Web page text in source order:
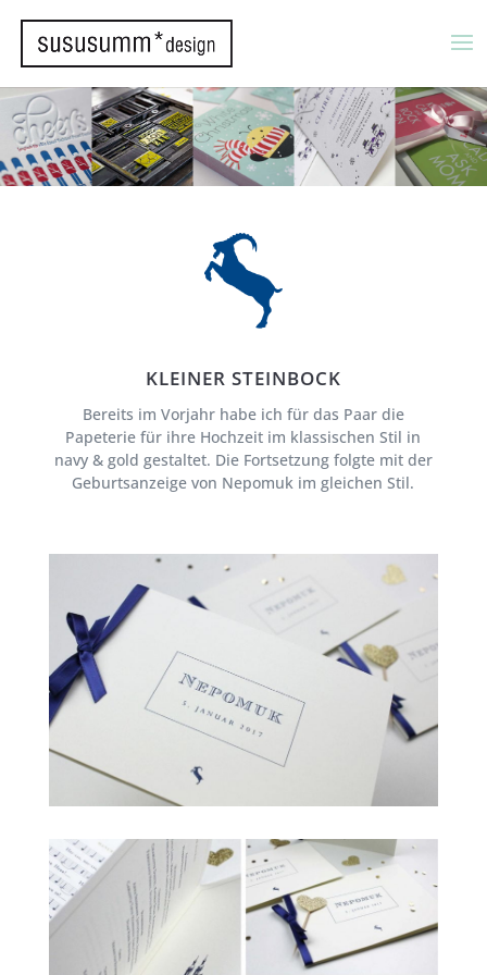
KLEINER STEINBOCK
Bereits im Vorjahr habe ich für das Paar die
Papeterie für ihre Hochzeit im klassischen Stil in
navy & gold gestaltet. Die Fortsetzung folgte mit der
Geburtsanzeige von Nepomuk im gleichen Stil.